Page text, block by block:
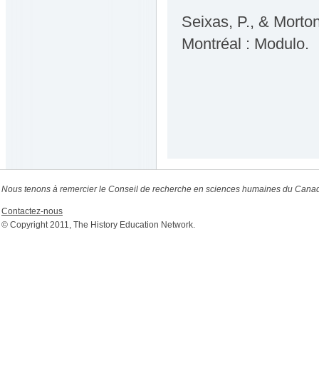
Seixas, P., &
Montréal : Modulo.
Nous tenons à remercier le Conseil de recherche en sciences humaines du
Contactez-nous
© Copyright 2011, The History Education Network.